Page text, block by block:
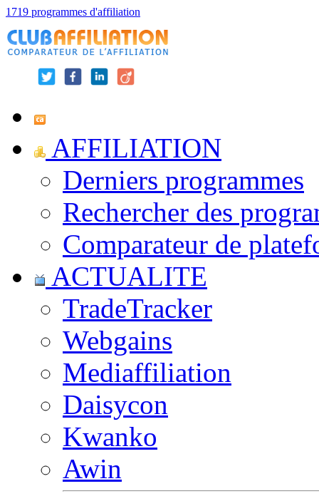
1719 programmes d'affiliation
AFFILIATION
Derniers programmes
Rechercher des
Comparateur de
ACTUALITE
TradeTracker
Webgains
Mediaffiliation
Daisycon
Kwanko
Awin